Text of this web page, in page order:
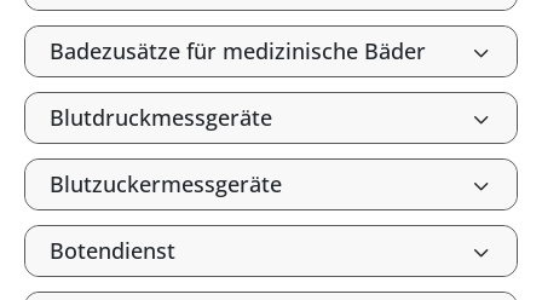
Badezusätze für medizinische Bäder
Blutdruckmessgeräte
Blutzuckermessgeräte
Botendienst